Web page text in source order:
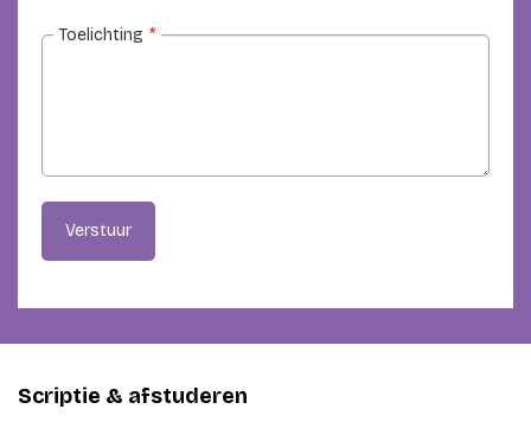
Toelichting *
Verstuur
Scriptie & afstuderen